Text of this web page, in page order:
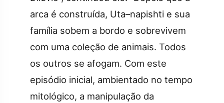
arca é construída, Uta–napishti e sua
família sobem a bordo e sobrevivem
com uma coleção de animais. Todos
os outros se afogam. Com este
episódio inicial, ambientado no tempo
mitológico, a manipulação da